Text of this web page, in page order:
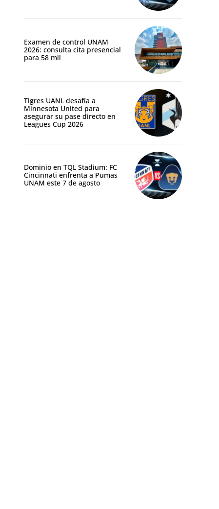
Examen de control UNAM
2026: consulta cita presencial
para 58 mil
Tigres UANL desafía a
Minnesota United para
asegurar su pase directo en
Leagues Cup 2026
Dominio en TQL Stadium: FC
Cincinnati enfrenta a Pumas
UNAM este 7 de agosto